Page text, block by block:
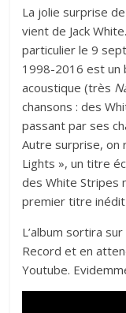
La jolie surprise
vient de Jack
particulier le 9
1998-2016 est un
acoustique (très
chansons : des
passant par ses
Autre surprise, on
Lights », un titre
des White Stripes
premier titre
L’album sortira
Record et en
Youtube.